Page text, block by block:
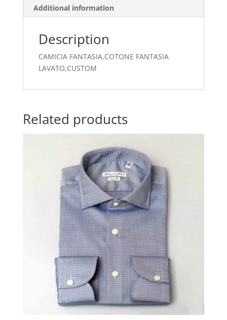
Additional information
Description
CAMICIA FANTASIA,COTONE FANTASIA
LAVATO,CUSTOM
Related products